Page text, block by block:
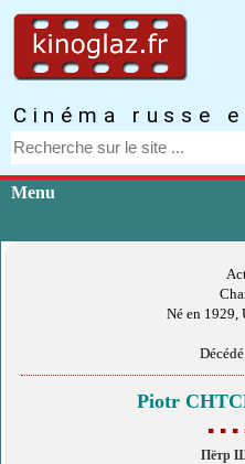
Cinéma russe
Menu
Né en 1929,
Piotr
▪ ▪ ▪
Пётр